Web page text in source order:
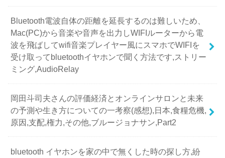
Bluetooth電波自体の距離を延長するのは難しいため、
Mac(PC)から音楽や音声を出力しWIFIルーターから電
波を飛ばしてwifi音楽プレイヤー風にスマホでWIFIを
受け取ってbluetoothイヤホンで聞く方法です,ストリー
ミング,AudioRelay
岡田斗司夫さんの評価経済とオンラインサロンと未来
の予測や生き方についての一考察(感想),日本,食糧危機,
原因,支配,権力,その他,ブルージョナサン,Part2
bluetooth イヤホンを家の中で無くした時の探し方,紛